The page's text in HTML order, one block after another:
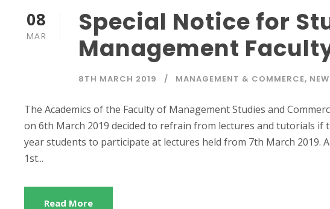
08
MAR
Special Notice for
Management
8TH MARCH 2019 MANAGEMENT & COMMERCE,
The Academics of the Faculty of Management Studies and
on 6th March 2019 decided to refrain from lectures and tutorials
year students to participate at lectures held from 7th March 2019.
1st...
Read More